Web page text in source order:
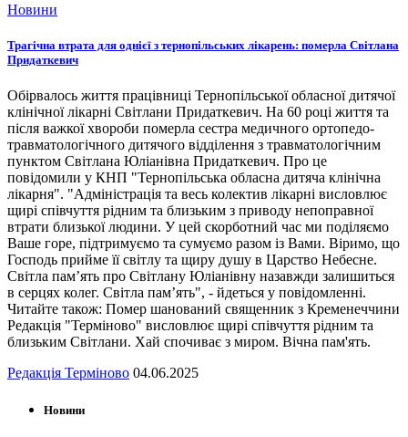
Новини
Трагічна втрата для однієї з тернопільських лікарень: померла Світлана
Придаткевич
Обірвалось життя працівниці Тернопільської обласної дитячої
клінічної лікарні Світлани Придаткевич. На 60 році життя та
після важкої хвороби померла сестра медичного ортопедо-
травматологічного дитячого відділення з травматологічним
пунктом Світлана Юліанівна Придаткевич. Про це
повідомили у КНП "Тернопільська обласна дитяча клінічна
лікарня". "Адміністрація та весь колектив лікарні висловлює
щирі співчуття рідним та близьким з приводу непоправної
втрати близької людини. У цей скорботний час ми поділяємо
Ваше горе, підтримуємо та сумуємо разом із Вами. Віримо, що
Господь прийме її світлу та щиру душу в Царство Небесне.
Світла пам’ять про Світлану Юліанівну назавжди залишиться
в серцях колег. Світла пам’ять", - йдеться у повідомленні.
Читайте також: Помер шанований священник з Кременеччини
Редакція "Терміново" висловлює щирі співчуття рідним та
близьким Світлани. Хай спочиває з миром. Вічна пам'ять.
Редакція Терміново 04.06.2025
Новини